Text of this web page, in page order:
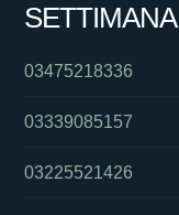
SETTIMANA
03475218336
03339085157
03225521426